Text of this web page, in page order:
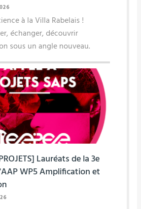
à la Villa Rabelais !
échanger, découvrir
sous un angle nouveau.
Lauréats de la 3e
WP5 Amplification et